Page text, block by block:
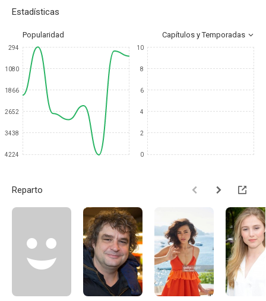
Estadísticas
Popularidad Capítulos y Temporadas
294
1080
1866
2652
3438
4224
10
8
6
4
2
0
Reparto